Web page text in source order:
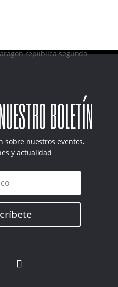
BOLETÍN
sobre nuestros eventos,
y actualidad